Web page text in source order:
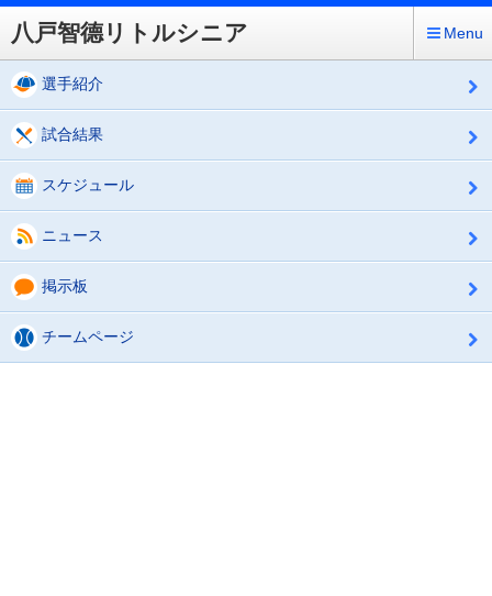
八戸智德リトルシニア Menu
選手紹介
試合結果
スケジュール
ニュース
掲示板
チームページ